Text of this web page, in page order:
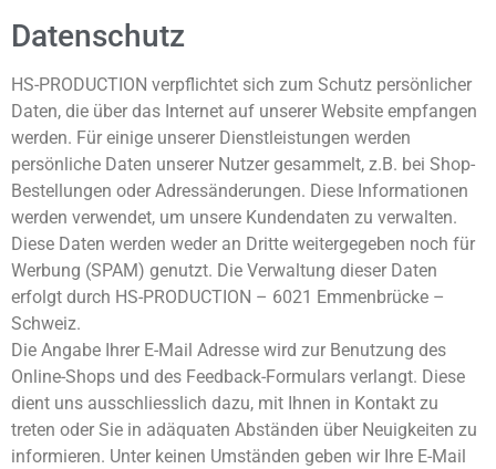
Datenschutz
HS-PRODUCTION verpflichtet sich zum Schutz persönlicher
Daten, die über das Internet auf unserer Website empfangen
werden. Für einige unserer Dienstleistungen werden
persönliche Daten unserer Nutzer gesammelt, z.B. bei Shop-
Bestellungen oder Adressänderungen. Diese Informationen
werden verwendet, um unsere Kundendaten zu verwalten.
Diese Daten werden weder an Dritte weitergegeben noch für
Werbung (SPAM) genutzt. Die Verwaltung dieser Daten
erfolgt durch HS-PRODUCTION – 6021 Emmenbrücke –
Schweiz.
Die Angabe Ihrer E-Mail Adresse wird zur Benutzung des
Online-Shops und des Feedback-Formulars verlangt. Diese
dient uns ausschliesslich dazu, mit Ihnen in Kontakt zu
treten oder Sie in adäquaten Abständen über Neuigkeiten zu
informieren. Unter keinen Umständen geben wir Ihre E-Mail